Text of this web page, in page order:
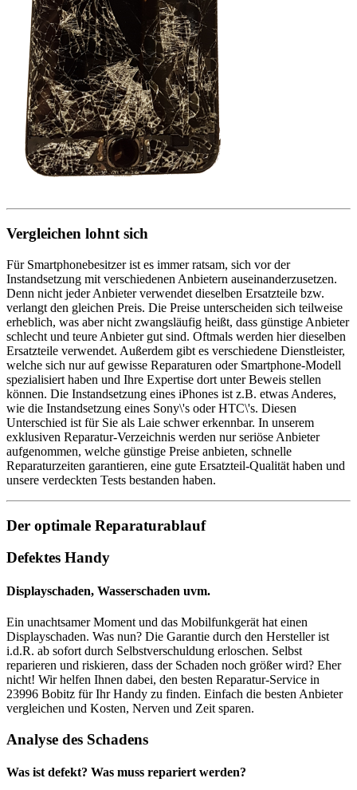
Vergleichen lohnt sich
Für Smartphonebesitzer ist es immer ratsam, sich vor der
Instandsetzung mit verschiedenen Anbietern auseinanderzusetzen.
Denn nicht jeder Anbieter verwendet dieselben Ersatzteile bzw.
verlangt den gleichen Preis. Die Preise unterscheiden sich teilweise
erheblich, was aber nicht zwangsläufig heißt, dass günstige Anbieter
schlecht und teure Anbieter gut sind. Oftmals werden hier dieselben
Ersatzteile verwendet. Außerdem gibt es verschiedene Dienstleister,
welche sich nur auf gewisse Reparaturen oder Smartphone-Modell
spezialisiert haben und Ihre Expertise dort unter Beweis stellen
können. Die Instandsetzung eines iPhones ist z.B. etwas Anderes,
wie die Instandsetzung eines Sony\'s oder HTC\'s. Diesen
Unterschied ist für Sie als Laie schwer erkennbar. In unserem
exklusiven Reparatur-Verzeichnis werden nur seriöse Anbieter
aufgenommen, welche günstige Preise anbieten, schnelle
Reparaturzeiten garantieren, eine gute Ersatzteil-Qualität haben und
unsere verdeckten Tests bestanden haben.
Der optimale Reparaturablauf
Defektes Handy
Displayschaden, Wasserschaden uvm.
Ein unachtsamer Moment und das Mobilfunkgerät hat einen
Displayschaden. Was nun? Die Garantie durch den Hersteller ist
i.d.R. ab sofort durch Selbstverschuldung erloschen. Selbst
reparieren und riskieren, dass der Schaden noch größer wird? Eher
nicht! Wir helfen Ihnen dabei, den besten Reparatur-Service in
23996 Bobitz für Ihr Handy zu finden. Einfach die besten Anbieter
vergleichen und Kosten, Nerven und Zeit sparen.
Analyse des Schadens
Was ist defekt? Was muss repariert werden?